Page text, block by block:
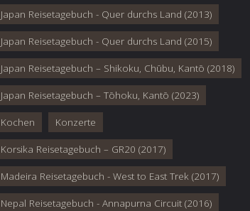
Japan Reisetagebuch - Quer durchs Land (2013)
Japan Reisetagebuch - Quer durchs Land (2015)
Japan Reisetagebuch – Shikoku, Chūbu, Kantō (2018)
Japan Reisetagebuch – Tōhoku, Kantō (2023)
Kochen Konzerte
Korsika Reisetagebuch – GR20 (2017)
Madeira Reisetagebuch - West to East Trek (2017)
Nepal Reisetagebuch - Annapurna Circuit (2016)